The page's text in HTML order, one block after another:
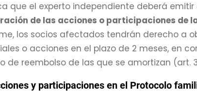
que el experto independiente deberá
de las acciones o participaciones de
los socios afectados tendrán derecho a
o acciones en el plazo de 2 meses, en
de reembolso de las que se amortizan (art.
y participaciones en el Protocolo